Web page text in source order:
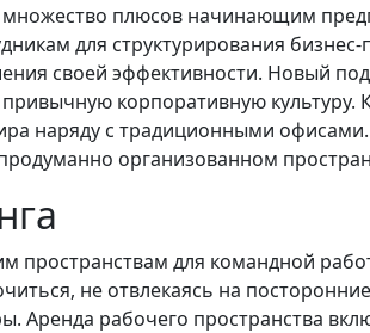
множество плюсов начинающим
для структурирования бизнес-
своей эффективности. Новый
корпоративную культуру.
наряду с традиционными
организованном
пространствам для командной
не отвлекаясь на
Аренда рабочего пространства